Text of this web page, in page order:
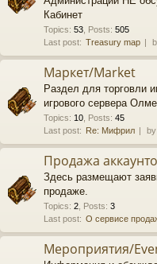
Кабинет
Topics: 53 Posts: 505
Last post: Treasury map
Маркет/Market
Раздел для торговли
игрового сервера
Topics: 10 Posts: 45
Last post: Re: Мифрил by
Продажа
Здесь размещают
продаже.
Topics: 2 Posts: 3
Last post: О сервисе
Мероприятия/